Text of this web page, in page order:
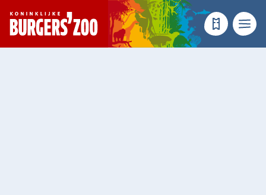
- Homepagina
TicketsMenu